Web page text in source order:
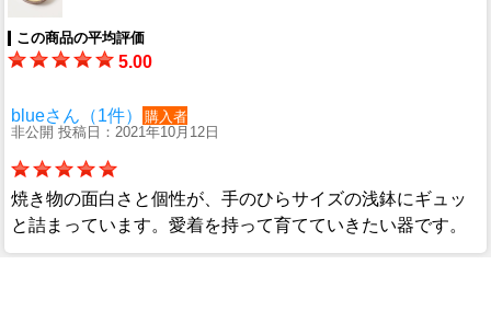
この商品の平均評価
5.00
blueさん（1件）
購入者
非公開 投稿日：2021年10月12日
焼き物の面白さと個性が、手のひらサイズの浅鉢にギュッ
と詰まっています。愛着を持って育てていきたい器です。